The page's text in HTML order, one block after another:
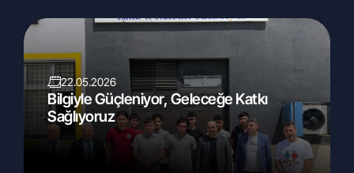
EuroShop 2026 Standımızı Dijital Dünyada
22.05.2026
Bilgiyle Güçleniyor, Geleceğe Katkı
Sağlıyoruz